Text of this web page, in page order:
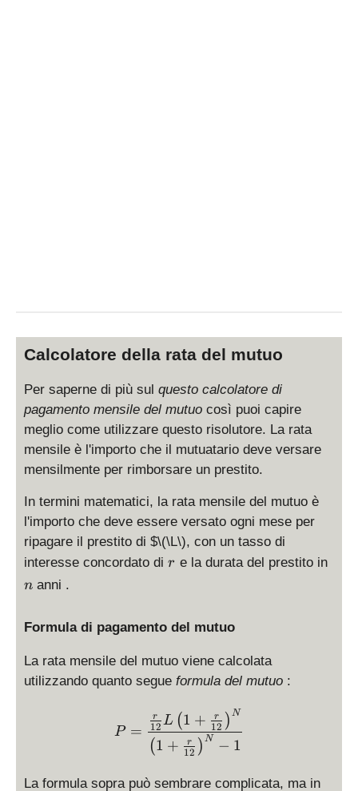
Calcolatore della rata del mutuo
Per saperne di più sul questo calcolatore di
pagamento mensile del mutuo così puoi capire
meglio come utilizzare questo risolutore. La rata
mensile è l'importo che il mutuatario deve versare
mensilmente per rimborsare un prestito.
In termini matematici, la rata mensile del mutuo è
l'importo che deve essere versato ogni mese per
ripagare il prestito di $\(\L\), con un tasso di
interesse concordato di r
r e la durata del prestito inn
n anni .
Formula di pagamento del mutuo
La rata mensile del mutuo viene calcolata
utilizzando quanto segue formula del mutuo :
P = \displaystyle
P =
(1 + 12
r ) N − 1
12
r L (1 + 12
r ) N
La formula sopra può sembrare complicata, ma in